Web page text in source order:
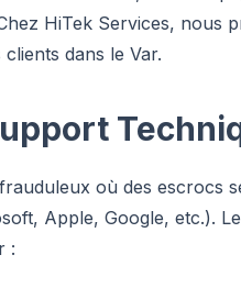
HiTek Services, nous
dans le Var.
où des escrocs
Apple, Google, etc.).
: